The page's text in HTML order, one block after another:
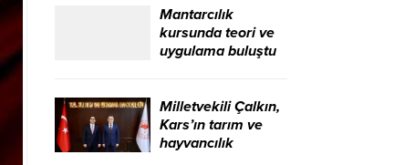
kutlandı – Birlik
Haber Ajansı
Mantarcılık
kursunda teori ve
uygulama buluştu
Milletvekili Çalkın,
Kars’ın tarım ve
hayvancılık